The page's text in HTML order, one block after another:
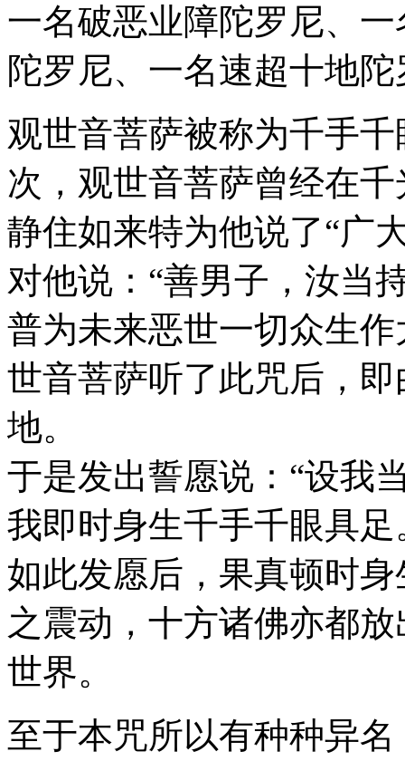
一名破恶业障陀罗尼、
陀罗尼、一名速超十地陀
观世音菩萨被称为千手
次，观世音菩萨曾经在
静住如来特为他说了“广
对他说：“善男子，汝当
普为未来恶世一切众生
世音菩萨听了此咒后，
地。
于是发出誓愿说：“设我
我即时身生千手千眼具足
如此发愿后，果真顿时
之震动，十方诸佛亦都
世界。
至于本咒所以有种种异